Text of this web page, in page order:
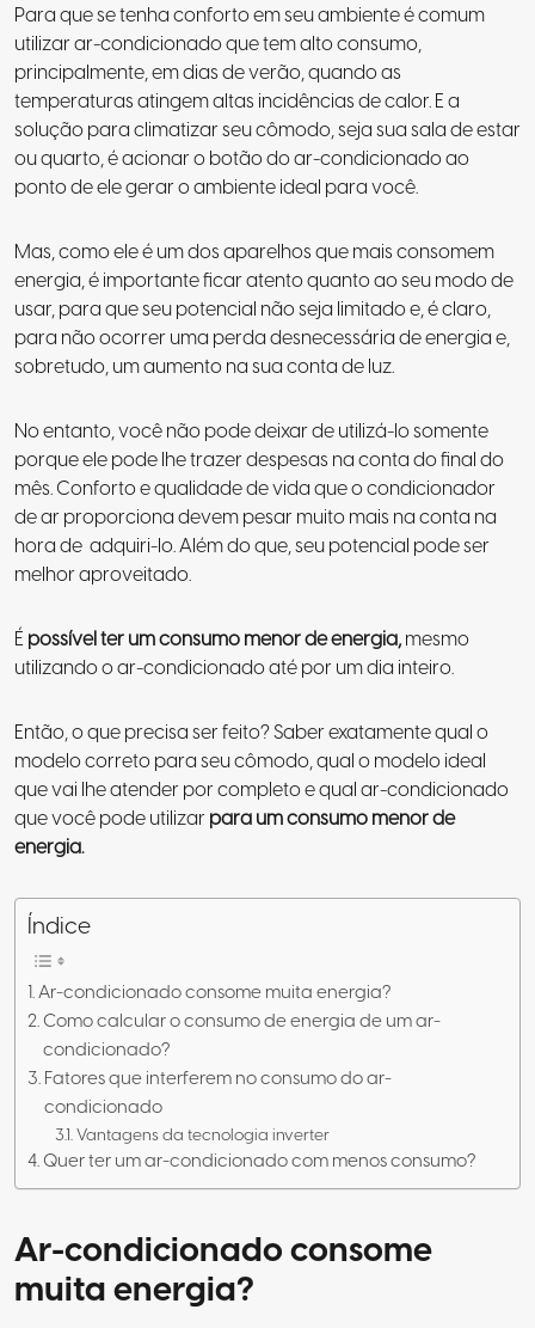
Para que se tenha conforto em seu ambiente é comum
utilizar ar-condicionado que tem alto consumo,
principalmente, em dias de verão, quando as
temperaturas atingem altas incidências de calor. E a
solução para climatizar seu cômodo, seja sua sala de estar
ou quarto, éacionar o botão do ar-condicionado ao
ponto de ele gerar o ambiente ideal para você.
Mas, como ele é um dos aparelhos que mais consomem
energia, é importante ficar atento quanto ao seu modo de
usar, para que seu potencial não seja limitado e, é claro,
para não ocorrer uma perda desnecessária de energia e,
sobretudo, um aumento na sua conta de luz.
No entanto, você não pode deixar de utilizá-lo somente
porque ele pode lhe trazer despesas na conta do final do
mês. Conforto e qualidade de vida que o condicionador
de ar proporciona devem pesar muito mais na conta na
hora de adquiri-lo. Além do que, seu potencial pode ser
melhor aproveitado.
É possível ter um consumo menor de energia,mesmo
utilizando o ar-condicionado até por um dia inteiro.
Então, o que precisa ser feito? Saber exatamente qual o
modelo correto para seu cômodo, qual o modelo ideal
que vai lhe atender por completo equal ar-condicionado
que você pode utilizarpara um consumo menor de
energia.
Índice
Ar-condicionado consome muita energia?
Como calcular o consumo de energia de um ar-
condicionado?
Fatores que interferem no consumo do ar-
condicionado
Vantagens da tecnologia inverter
Quer ter um ar-condicionado com menos consumo?
Ar-condicionado consome
muita energia?